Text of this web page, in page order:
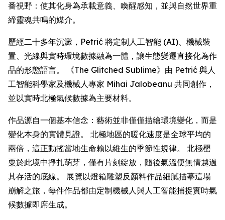
番視野：使其化身為承載意義、喚醒感知，並與自然世界重
締靈魂共鳴的媒介。
歷經二十多年沉澱，Petrić 將定制人工智能 (AI)、機械裝
置、光線與實時環境數據融為一體，讓生態變遷直接化為作
品的形態語言。 《The Glitched Sublime》由 Petrić 與人
工智能科學家及機械人專家 Mihai Jalobeanu 共同創作，
並以實時北極氣候數據為主要材料。
作品源自一個基本信念：藝術並非僅僅描繪環境變化，而是
變化本身的實體見證。 北極地區的暖化速度是全球平均的
兩倍，這正動搖當地生命賴以維生的季節性規律。 北極罌
粟於此境中掙扎萌芽，僅有片刻綻放，隨後氣溫便無情越過
其存活的底線。 展覽以燈箱雕塑反顏料作品細膩描摹這場
崩解之旅，每件作品都由定制機械人與人工智能捕捉實時氣
候數據即席生成。